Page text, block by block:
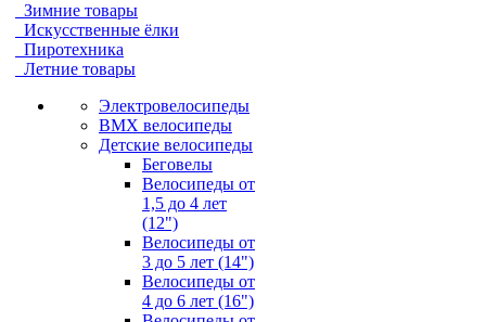
Зимние товары
Искусственные ёлки
Пиротехника
Летние товары
Электровелосипеды
BMX велосипеды
Детские велосипеды
Беговелы
Велосипеды от
1,5 до 4 лет
(12")
Велосипеды от
3 до 5 лет (14")
Велосипеды от
4 до 6 лет (16")